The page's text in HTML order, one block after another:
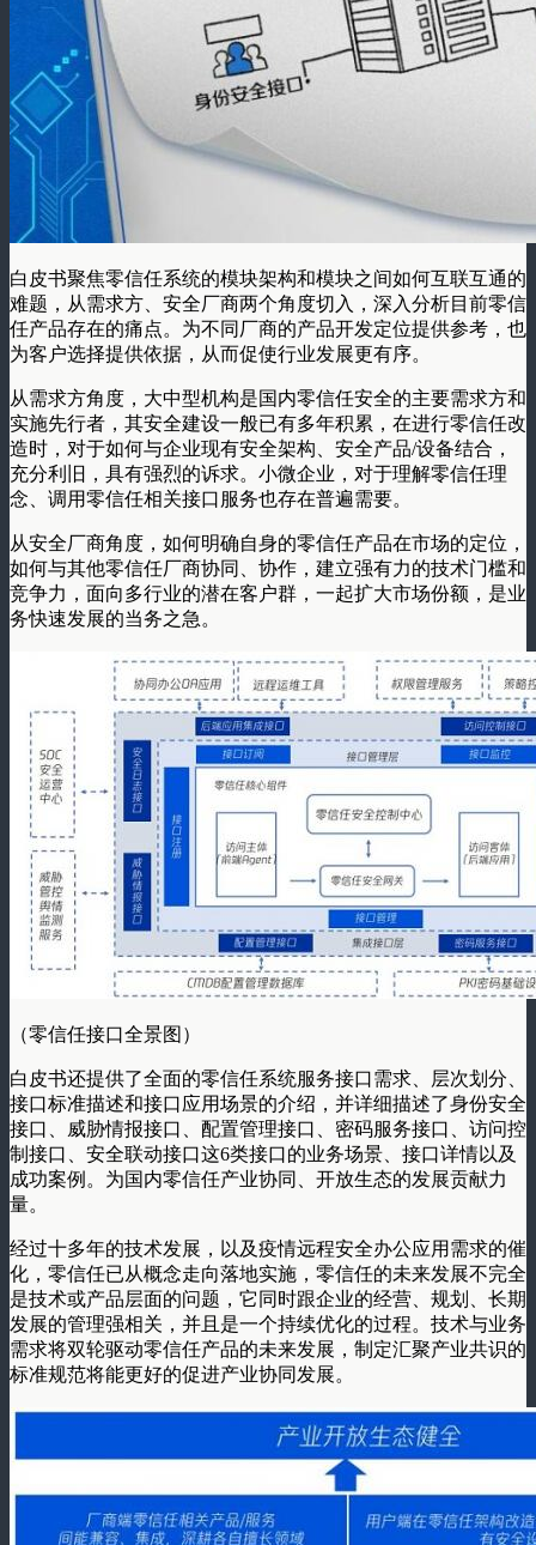
白皮书聚焦零信任系统的模块架构和模块之间如何互联互通的
难题，从需求方、安全厂商两个角度切入，深入分析目前零信
任产品存在的痛点。为不同厂商的产品开发定位提供参考，也
为客户选择提供依据，从而促使行业发展更有序。
从需求方角度，大中型机构是国内零信任安全的主要需求方和
实施先行者，其安全建设一般已有多年积累，在进行零信任改
造时，对于如何与企业现有安全架构、安全产品/设备结合，
充分利旧，具有强烈的诉求。小微企业，对于理解零信任理
念、调用零信任相关接口服务也存在普遍需要。
从安全厂商角度，如何明确自身的零信任产品在市场的定位，
如何与其他零信任厂商协同、协作，建立强有力的技术门槛和
竞争力，面向多行业的潜在客户群，一起扩大市场份额，是业
务快速发展的当务之急。
（零信任接口全景图）
白皮书还提供了全面的零信任系统服务接口需求、层次划分、
接口标准描述和接口应用场景的介绍，并详细描述了身份安全
接口、威胁情报接口、配置管理接口、密码服务接口、访问控
制接口、安全联动接口这6类接口的业务场景、接口详情以及
成功案例。为国内零信任产业协同、开放生态的发展贡献力
量。
经过十多年的技术发展，以及疫情远程安全办公应用需求的催
化，零信任已从概念走向落地实施，零信任的未来发展不完全
是技术或产品层面的问题，它同时跟企业的经营、规划、长期
发展的管理强相关，并且是一个持续优化的过程。技术与业务
需求将双轮驱动零信任产品的未来发展，制定汇聚产业共识的
标准规范将能更好的促进产业协同发展。